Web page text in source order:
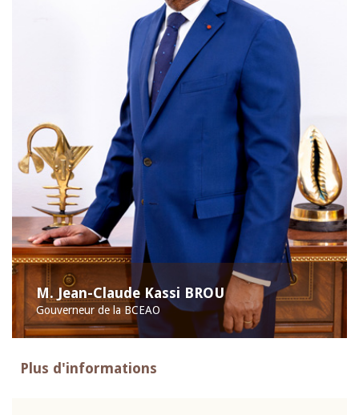
M. Jean-Claude Kassi BROU
Gouverneur de la BCEAO
Plus d'informations